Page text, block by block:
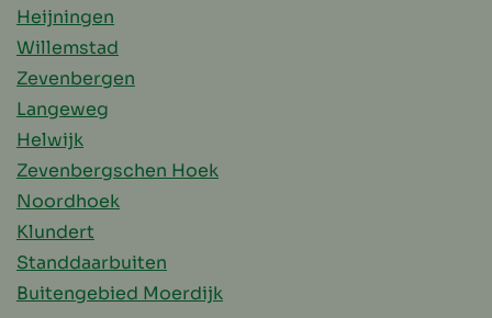
Heijningen
Willemstad
Zevenbergen
Langeweg
Helwijk
Zevenbergschen Hoek
Noordhoek
Klundert
Standdaarbuiten
Buitengebied Moerdijk